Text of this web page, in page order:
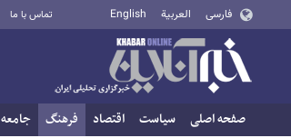
فارسی العربية English تماس با ما
صفحه اصلی سیاست اقتصاد فرهنگ جامعه